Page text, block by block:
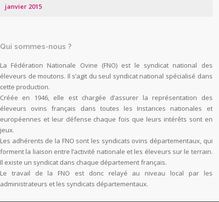
janvier 2015
Qui sommes-nous ?
La Fédération Nationale Ovine (FNO) est le syndicat national des
éleveurs de moutons. Il s’agit du seul syndicat national spécialisé dans
cette production.
Créée en 1946, elle est chargée d’assurer la représentation des
éleveurs ovins français dans toutes les Instances nationales et
européennes et leur défense chaque fois que leurs intérêts sont en
jeux.
Les adhérents de la FNO sont les syndicats ovins départementaux, qui
forment la liaison entre l’activité nationale et les éleveurs sur le terrain.
Il existe un syndicat dans chaque département français.
Le travail de la FNO est donc relayé au niveau local par les
administrateurs et les syndicats départementaux.